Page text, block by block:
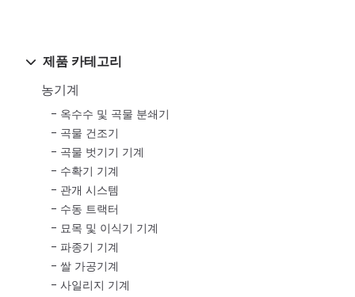
제품 카테고리
농기계
옥수수 및 곡물 분쇄기
곡물 건조기
곡물 벗기기 기계
수확기 기계
관개 시스템
수동 트랙터
묘목 및 이식기 기계
파종기 기계
쌀 가공기계
사일리지 기계